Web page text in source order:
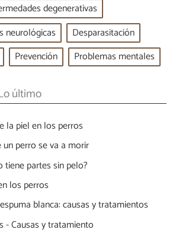
degenerativas
neurológicas
Desparasitación
Prevención Problemas mentales
último
la piel en los perros
perro se va a morir
tiene partes sin pelo?
los perros
blanca: causas y tratamientos
- Causas y tratamiento